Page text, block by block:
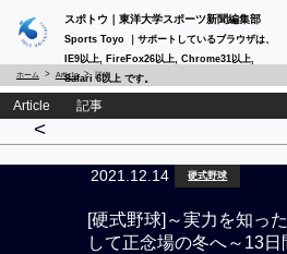
スポトウ｜東洋大学スポーツ新聞編集部
Sports Toyo ｜サポートしているブラウザは、
IE9以上, FireFox26以上, Chrome31以上,
Safari 6以上 です。
ホーム Article 詳細
Article 記事
<
2021.12.14 硬式野球
[硬式野球]～実力を知っ
して正念場の冬へ～13日